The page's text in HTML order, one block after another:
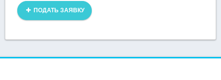
ПОДАТЬ ЗАЯВКУ